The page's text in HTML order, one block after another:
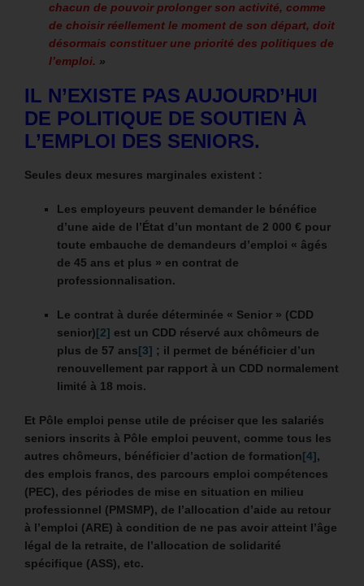
chacun de pouvoir prolonger son activité, comme
de choisir réellement le moment de son départ, doit
désormais constituer une priorité des politiques de
l’emploi. »
IL N’EXISTE PAS AUJOURD’HUI
DE POLITIQUE DE SOUTIEN À
L’EMPLOI DES SENIORS.
Seules deux mesures marginales existent :
Les employeurs peuvent demander le bénéfice
d’une aide de l’État d’un montant de 2 000 € pour
toute embauche de demandeurs d’emploi « âgés
de 45 ans et plus » en contrat de
professionnalisation.
Le contrat à durée déterminée « Senior » (CDD
senior)[2] est un CDD réservé aux chômeurs de
plus de 57 ans[3] ; il permet de bénéficier d’un
renouvellement par rapport à un CDD normalement
limité à 18 mois.
Et Pôle emploi pense utile de préciser que les salariés
seniors inscrits à Pôle emploi peuvent, comme tous les
autres chômeurs, bénéficier d’action de formation[4],
des emplois francs, des parcours emploi compétences
(PEC), des périodes de mise en situation en milieu
professionnel (PMSMP), de l’allocation d’aide au retour
à l’emploi (ARE) à condition de ne pas avoir atteint l’âge
légal de la retraite, de l’allocation de solidarité
spécifique (ASS), etc.